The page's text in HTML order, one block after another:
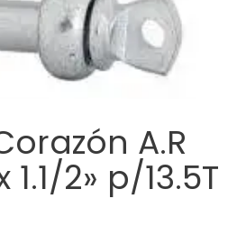
A.R
1.1/2» p/13.5T